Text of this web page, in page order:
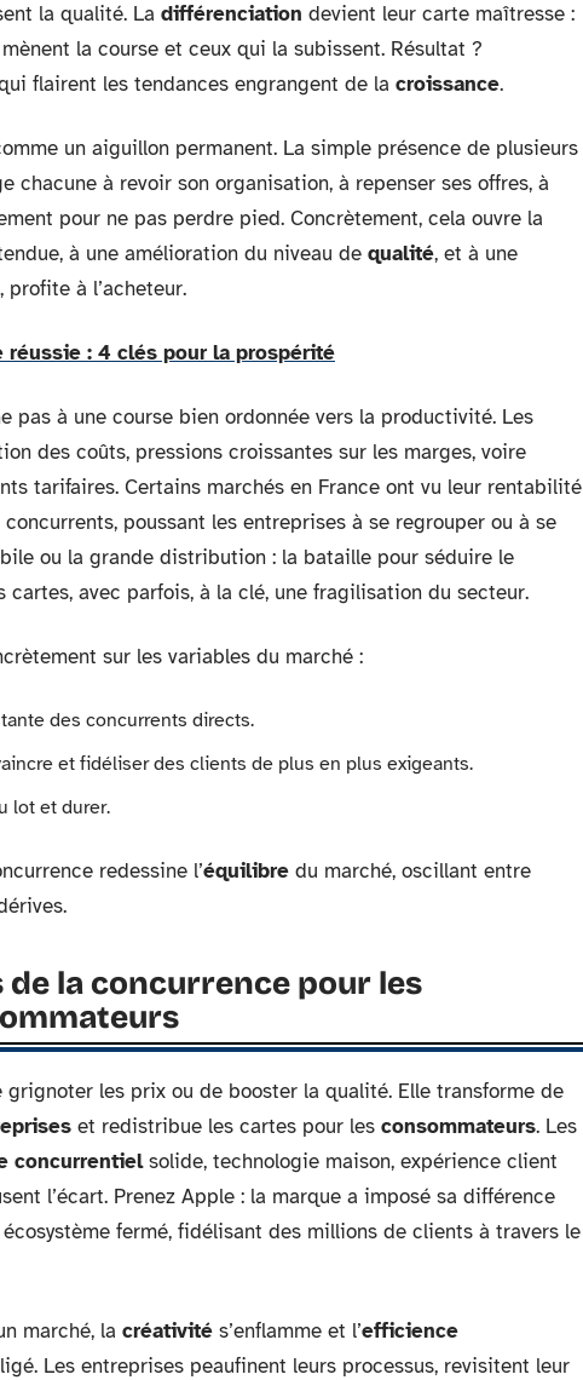
la qualité. La différenciation devient leur carte maîtresse :
la course et ceux qui la subissent. Résultat ?
flairent les tendances engrangent de la croissance.
un aiguillon permanent. La simple présence de plusieurs
chacune à revoir son organisation, à repenser ses offres, à
pour ne pas perdre pied. Concrètement, cela ouvre la
à une amélioration du niveau de qualité, et à une
profite à l’acheteur.
: 4 clés pour la prospérité
pas à une course bien ordonnée vers la productivité. Les
des coûts, pressions croissantes sur les marges, voire
tarifaires. Certains marchés en France ont vu leur rentabilité
poussant les entreprises à se regrouper ou à se
ou la grande distribution : la bataille pour séduire le
avec parfois, à la clé, une fragilisation du secteur.
sur les variables du marché :
des concurrents directs.
et fidéliser des clients de plus en plus exigeants.
lot et durer.
redessine l’équilibre du marché, oscillant entre
la concurrence pour les
grignoter les prix ou de booster la qualité. Elle transforme de
et redistribue les cartes pour les consommateurs. Les
concurrentielsolide, technologie maison, expérience client
l’écart. Prenez Apple : la marque a imposé sa différence
fermé, fidélisant des millions de clients à travers le
marché, la créativité s’enflamme et l’efficience
Les entreprises peaufinent leurs processus, revisitent leur